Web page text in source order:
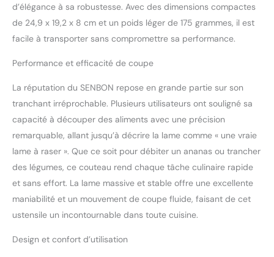
et très durable 4: Lame
de 11-12 cm. La longueur
totale est de 24 à 26 cm.
cm, poids net 135-175 g.
est facile à plier et à
transporter, ce qui peut
répondre aux exigences
5: Ne vous laissez plus
gêner par les activités de
plein air. Ceci est notre
couteau de cuisine
fruitier, soigneusement
conçu, beau, pratique et
pliable. C'est aussi un
d’élégance à sa robustesse. Avec des dimensions compactes
de 24,9 x 19,2 x 8 cm et un poids léger de 175 grammes, il est
facile à transporter sans compromettre sa performance.
Performance et efficacité de coupe
La réputation du SENBON repose en grande partie sur son
tranchant irréprochable. Plusieurs utilisateurs ont souligné sa
capacité à découper des aliments avec une précision
remarquable, allant jusqu’à décrire la lame comme « une vraie
lame à raser ». Que ce soit pour débiter un ananas ou trancher
des légumes, ce couteau rend chaque tâche culinaire rapide
et sans effort. La lame massive et stable offre une excellente
maniabilité et un mouvement de coupe fluide, faisant de cet
ustensile un incontournable dans toute cuisine.
Design et confort d’utilisation